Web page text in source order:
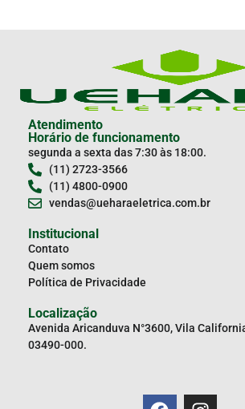
Atendimento
Horário de funcionamento
segunda a sexta das 7:30 às 18:00.
(11) 2723-3566
(11) 4800-0900
vendas@ueharaeletrica.com.br
Institucional
Contato
Quem somos
Política de Privacidade
Localização
Avenida Aricanduva N°3600, Vila
03490-000.